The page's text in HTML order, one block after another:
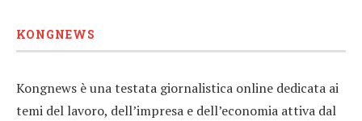
KONGNEWS
Kongnews è una testata giornalistica online dedicata ai
temi del lavoro, dell’impresa e dell’economia attiva dal